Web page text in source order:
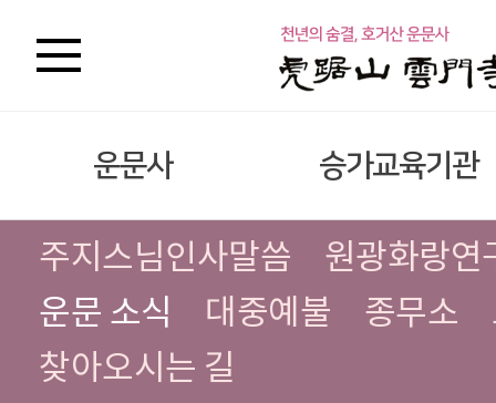
운문사 승가교육기관
주지스님인사말씀
원광화랑연
운문 소식
대중예불 종무소
찾아오시는 길